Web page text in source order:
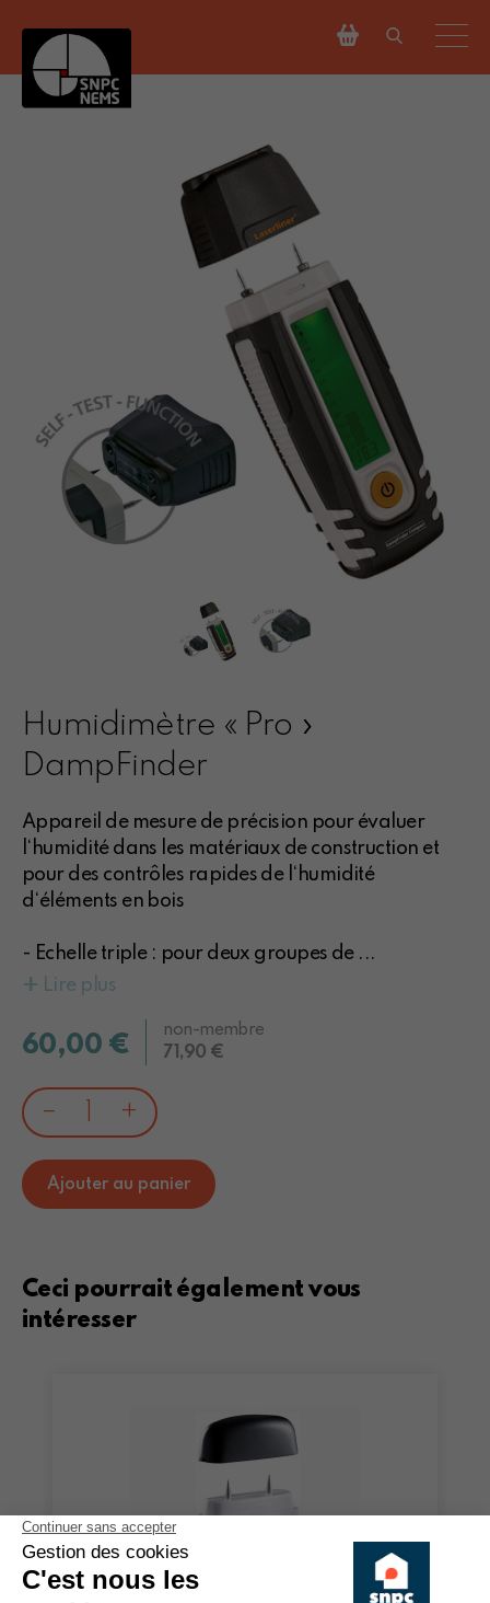
Humidimètre « Pro »
DampFinder
Appareil de mesure de précision pour évaluer
l‘humidité dans les matériaux de construction et
pour des contrôles rapides de l‘humidité
d‘éléments en bois
- Echelle triple : pour deux groupes de ...
+ Lire plus
60,00 €
non-membre
71,90 €
– +
Ajouter au panier
Ceci pourrait également vous
intéresser